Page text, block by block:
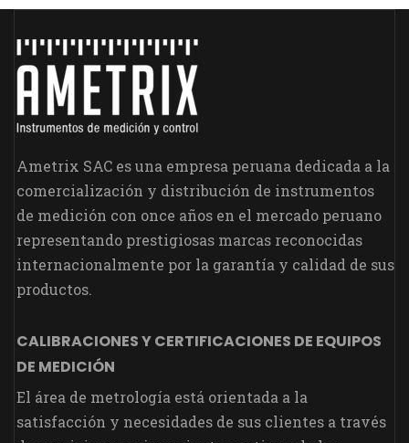
Ametrix SAC es una empresa peruana dedicada a la
comercialización y distribución de instrumentos
de medición con once años en el mercado peruano
representando prestigiosas marcas reconocidas
internacionalmente por la garantía y calidad de sus
productos.
CALIBRACIONES Y CERTIFICACIONES DE EQUIPOS
DE MEDICIÓN
El área de metrología está orientada a la
satisfacción y necesidades de sus clientes a través